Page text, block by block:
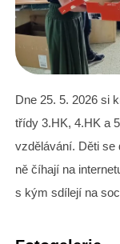
Dne 25. 5. 2026 si
třídy 3.HK, 4.HK a
vzdělávání. Děti se
ně číhají na
s kým sdílejí na